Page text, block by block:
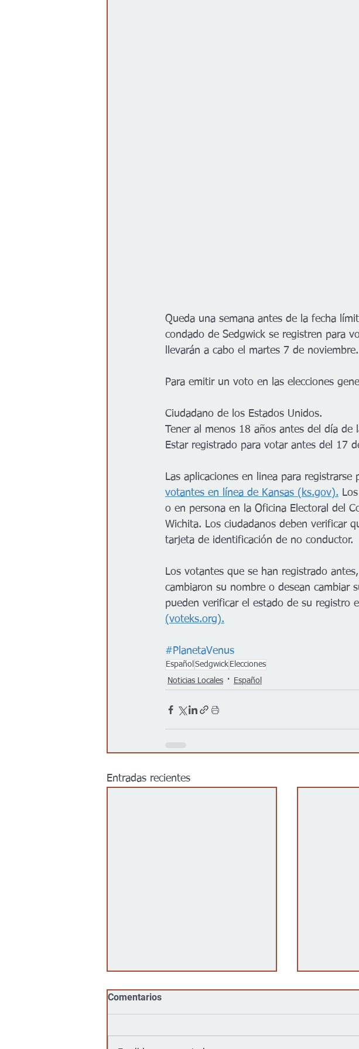
Queda una semana antes de la fecha
condado de Sedgwick se registren para
llevarán a cabo el martes 7 de noviembre.
Para emitir un voto en las elecciones
Ciudadano de los Estados Unidos.
Tener al menos 18 años antes del día de
Estar registrado para votar antes del 17
Las aplicaciones en linea para
votantes en línea de Kansas (ks.gov).
o en persona en la Oficina Electoral del
Wichita. Los ciudadanos deben verificar
tarjeta de identificación de no conductor.
Los votantes que se han registrado
cambiaron su nombre o desean cambiar
pueden verificar el estado de su registro
(voteks.org).
#PlanetaVenus
Español Sedgwick Elecciones
Noticias Locales
Español
Entradas recientes
Comentarios